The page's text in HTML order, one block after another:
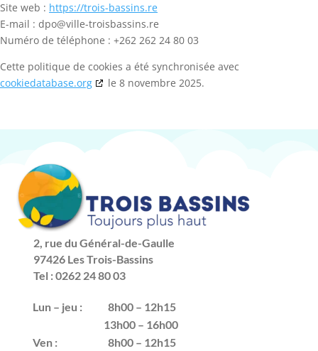
Site web : https://trois-bassins.re
E-mail : dpo@ville-troisbassins.re
Numéro de téléphone : +262 262 24 80 03
Cette politique de cookies a été synchronisée avec
cookiedatabase.org
le 8 novembre 2025.
2, rue du Général-de-Gaulle
97426 Les Trois-Bassins
Tel : 0262 24 80 03
Lun – jeu :
8h00 – 12h15
13h00 – 16h00
Ven :
8h00 – 12h15